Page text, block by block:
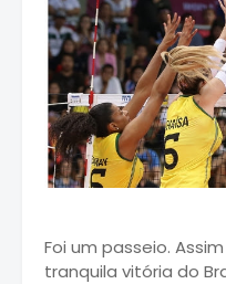
Foi um passeio.
tranquila vitória do